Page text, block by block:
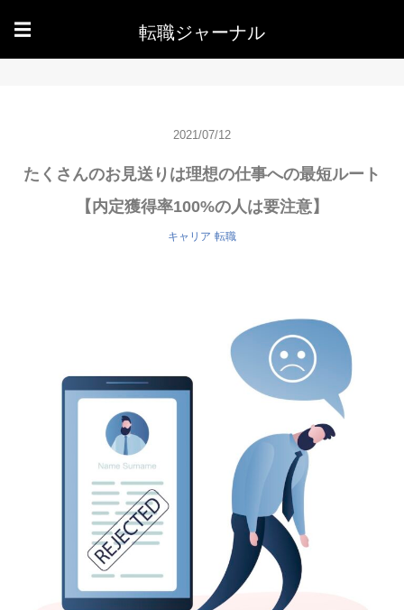
☰ 転職ジャーナル
2021/07/12
たくさんのお見送りは理想の仕事への最短ルート
【内定獲得率100%の人は要注意】
キャリア 転職